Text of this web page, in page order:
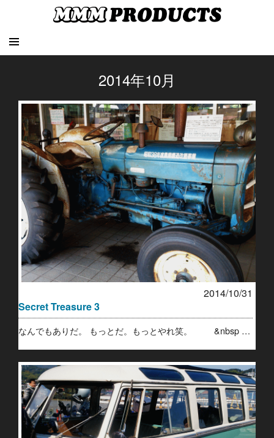
2014年10月
2014/10/31
Secret Treasure 3
なんでもありだ。 もっとだ。もっとやれ笑。 &nbsp …